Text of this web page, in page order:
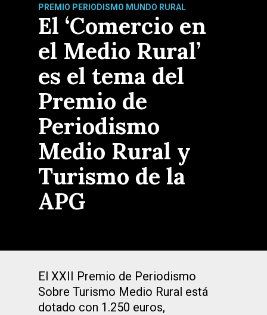
PREMIO PERIODISMO MUNDO RURAL
El ‘Comercio en
el Medio Rural’
es el tema del
Premio de
Periodismo
Medio Rural y
Turismo de la
APG
El XXII Premio de Periodismo
Sobre Turismo Medio Rural está
dotado con 1.250 euros,